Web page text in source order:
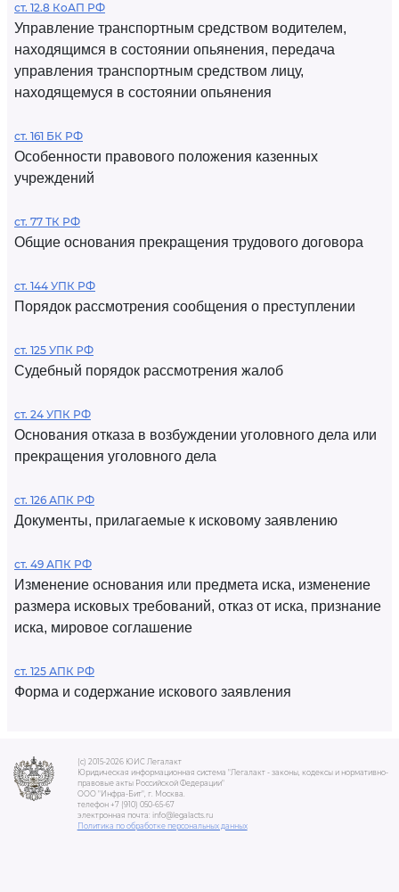
ст. 12.8 КоАП РФ
Управление транспортным средством водителем,
находящимся в состоянии опьянения, передача
управления транспортным средством лицу,
находящемуся в состоянии опьянения
ст. 161 БК РФ
Особенности правового положения казенных
учреждений
ст. 77 ТК РФ
Общие основания прекращения трудового договора
ст. 144 УПК РФ
Порядок рассмотрения сообщения о преступлении
ст. 125 УПК РФ
Судебный порядок рассмотрения жалоб
ст. 24 УПК РФ
Основания отказа в возбуждении уголовного дела или
прекращения уголовного дела
ст. 126 АПК РФ
Документы, прилагаемые к исковому заявлению
ст. 49 АПК РФ
Изменение основания или предмета иска, изменение
размера исковых требований, отказ от иска, признание
иска, мировое соглашение
ст. 125 АПК РФ
Форма и содержание искового заявления
(c) 2015-2026 ЮИС Легалакт
Юридическая информационная система "Легалакт - законы, кодексы и нормативно-
правовые акты Российской Федерации"
ООО "Инфра-Бит", г. Москва.
телефон +7 (910) 050-65-67
электронная почта: info@legalacts.ru
Политика по обработке персональных данных